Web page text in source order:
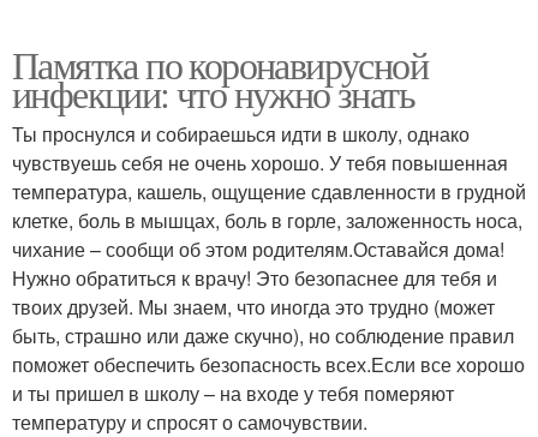
Памятка по коронавирусной
инфекции: что нужно знать
Ты проснулся и собираешься идти в школу, однако
чувствуешь себя не очень хорошо. У тебя повышенная
температура, кашель, ощущение сдавленности в грудной
клетке, боль в мышцах, боль в горле, заложенность носа,
чихание – сообщи об этом родителям.Оставайся дома!
Нужно обратиться к врачу! Это безопаснее для тебя и
твоих друзей. Мы знаем, что иногда это трудно (может
быть, страшно или даже скучно), но соблюдение правил
поможет обеспечить безопасность всех.Если все хорошо
и ты пришел в школу – на входе у тебя померяют
температуру и спросят о самочувствии.